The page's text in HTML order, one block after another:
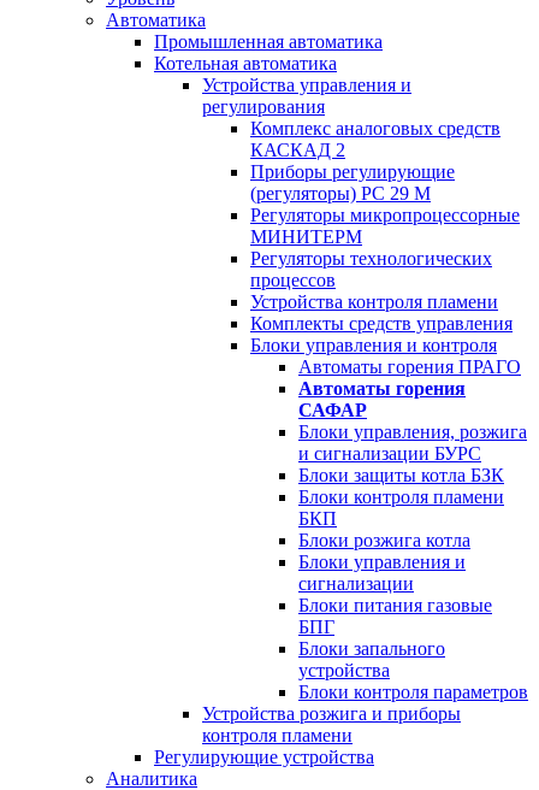
Автоматика
Промышленная автоматика
Котельная автоматика
Устройства управления и
регулирования
Комплекс аналоговых средств
КАСКАД 2
Приборы регулирующие
(регуляторы) РС 29 М
Регуляторы микропроцессорные
МИНИТЕРМ
Регуляторы технологических
процессов
Устройства контроля пламени
Комплекты средств управления
Блоки управления и контроля
Автоматы горения ПРАГО
Автоматы горения
САФАР
Блоки управления, розжига
и сигнализации БУРС
Блоки защиты котла БЗК
Блоки контроля пламени
БКП
Блоки розжига котла
Блоки управления и
сигнализации
Блоки питания газовые
БПГ
Блоки запального
устройства
Блоки контроля параметров
Устройства розжига и приборы
контроля пламени
Регулирующие устройства
Аналитика